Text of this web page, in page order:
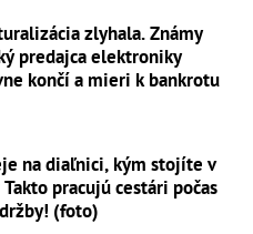
zlyhala. Známy
predajca elektroniky
končí a mieri k bankrotu
na diaľnici, kým stojíte v
pracujú cestári počas
(foto)